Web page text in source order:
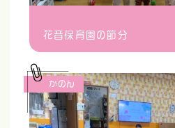
花音保育園の節分
かのん